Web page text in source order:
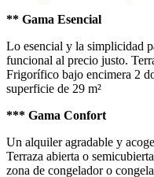
** Gama Esencial
Lo esencial y la simplicidad
funcional al precio justo.
Frigorífico bajo encimera 2
superficie de 29 m²
*** Gama Confort
Un alquiler agradable y
Terraza abierta o
zona de congelador o